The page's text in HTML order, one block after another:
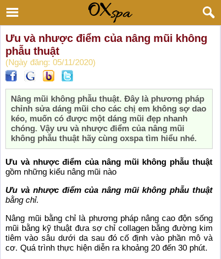
Ưu và nhược điểm của nâng mũi không
phẫu thuật
(Ngày đăng: 05/11/2020)
Nâng mũi không phẫu thuật. Đây là phương pháp
chỉnh sửa dáng mũi cho các chị em không sợ dao
kéo, muốn có được một dáng mũi đẹp nhanh
chóng. Vậy ưu và nhược điểm của nâng mũi
không phẫu thuật hãy cùng oxspa tìm hiểu nhé.
Ưu và nhược điểm của nâng mũi không phẫu thuật
gồm những kiểu nâng mũi nào
Ưu và nhược điểm của nâng mũi không phẫu thuật
bằng chỉ.
Nâng mũi bằng chỉ là phương pháp nâng cao độn sống
mũi bằng kỹ thuật đưa sợ chỉ collagen bằng đường kim
tiêm vào sâu dưới da sau đó cố định vào phần mô và
cơ. Quá trình thực hiện diễn ra khoảng 20 đến 30 phút.